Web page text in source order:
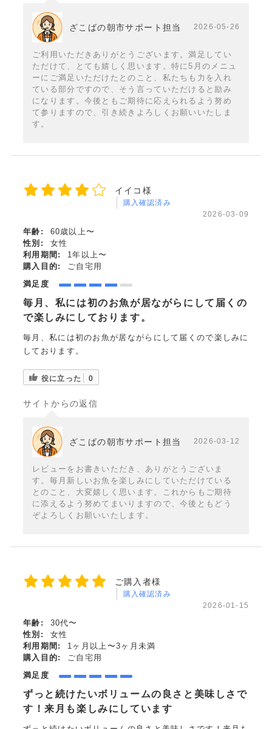
ざこばの朝市サポート担当 2026-05-26
ご利用いただきありがとうございます。満足してい
ただけて、とても嬉しく思います。特に5月のメニュ
ーにご満足いただけたとのこと、私たちも力を入れ
ている部分ですので、そう言っていただけると励み
になります。今後ともご期待に応えられるよう努め
て参りますので、引き続きよろしくお願いいたしま
す。
イイコ様
購入確認済み
2026-03-09
年齢:
60歳以上〜
性別:
女性
利用期間:
1年以上〜
購入目的:
ご自宅用
満足度
毎月、私には初のお魚が居ながらにして届くの
で楽しみにしております。
毎月、私には初のお魚が居ながらにして届くので楽しみに
しております。
役に立った 0
サイトからの返信
ざこばの朝市サポート担当 2026-03-12
レビューをお書きいただき、ありがとうございま
す。毎月新しいお魚を楽しみにしていただけている
とのこと、大変嬉しく思います。これからもご期待
に添えるよう努めてまいりますので、今後ともどう
ぞよろしくお願いいたします。
ご購入者様
購入確認済み
2026-01-15
年齢:
30代〜
性別:
女性
利用期間:
1ヶ月以上〜3ヶ月未満
購入目的:
ご自宅用
満足度
ずっと続けたいボリュームの良さと美味しさで
す！来月も楽しみにしています